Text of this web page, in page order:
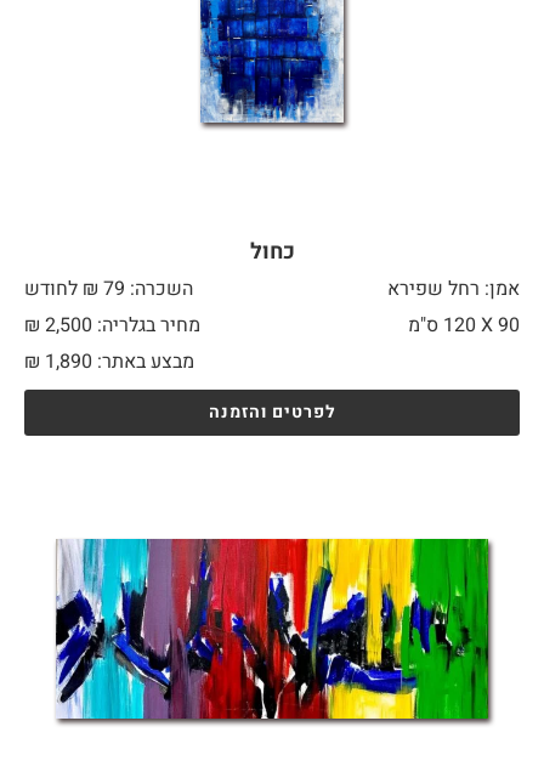
כחול
אמן: רחל שפירא
השכרה: 79 ₪ לחודש
90 X
מחיר בגלריה: 2,500 ₪
מבצע באתר:
₪ 1,890
לפרטים והזמנה